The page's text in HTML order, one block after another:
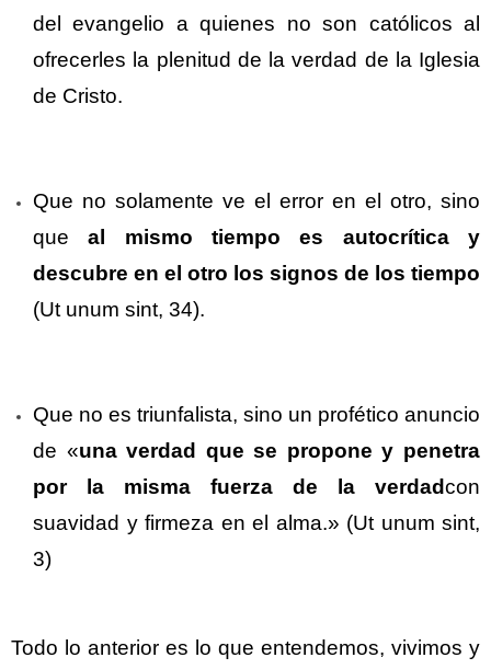
del evangelio a quienes no son católicos al
ofrecerles la plenitud de la verdad de la Iglesia
de Cristo.
Que no solamente ve el error en el otro, sino
queal mismo tiempo es autocrítica y
descubre en el otro los signos de los tiempo
(Ut unum sint, 34).
Que no es triunfalista, sino un profético anuncio
de «una verdad que se propone y penetra
por la misma fuerza de la verdadcon
suavidad y firmeza en el alma.» (Ut unum sint,
3)
Todo lo anterior es lo que entendemos, vivimos y